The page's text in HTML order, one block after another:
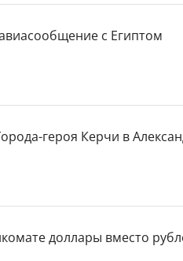
с Египтом
героя Керчи в
доллары вместо